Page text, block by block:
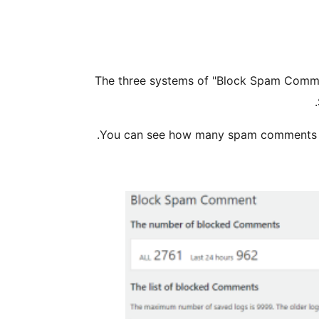
The three systems of "Block Spam
You can see how many spam